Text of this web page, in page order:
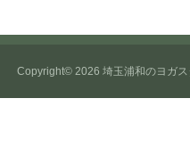
Copyright© 2026 埼玉浦和のヨガ